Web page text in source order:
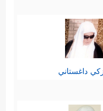
داغستاني